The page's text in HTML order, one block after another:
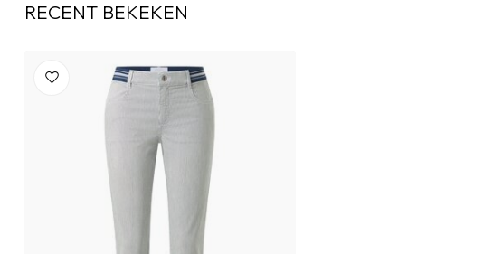
RECENT BEKEKEN